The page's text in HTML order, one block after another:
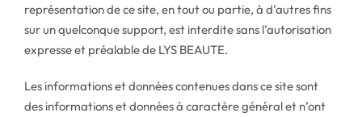
Réservation en ligne
représentation de ce site, en tout ou partie, à d’autres fins
sur un quelconque support, est interdite sans l’autorisation
expresse et préalable de LYS BEAUTE.
Les informations et données contenues dans ce site sont
des informations et données à caractère général et n’ont